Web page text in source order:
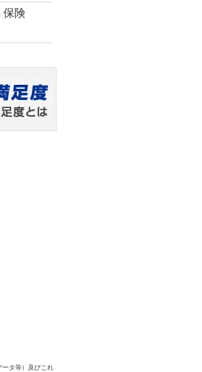
保険
ータ等）及びこれ